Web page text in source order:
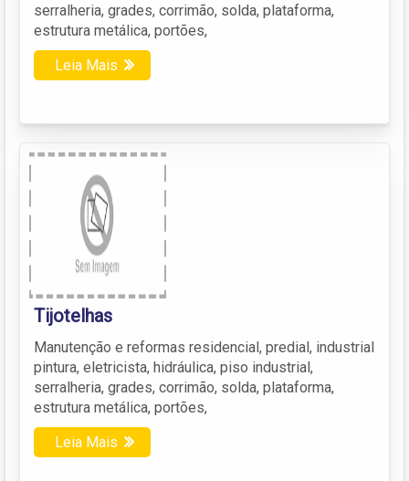
serralheria, grades, corrimão, solda, plataforma,
estrutura metálica, portões,
Leia Mais
Tijotelhas
Manutenção e reformas residencial, predial, industrial
pintura, eletricista, hidráulica, piso industrial,
serralheria, grades, corrimão, solda, plataforma,
estrutura metálica, portões,
Leia Mais